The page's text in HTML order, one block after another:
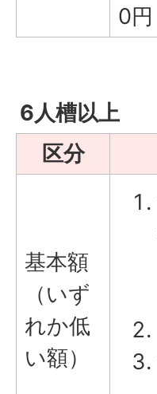
0円
6人槽以上
区分
基本額
（いず
れか低
い額）